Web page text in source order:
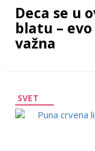
Deca se u
blatu –
važna
SVET